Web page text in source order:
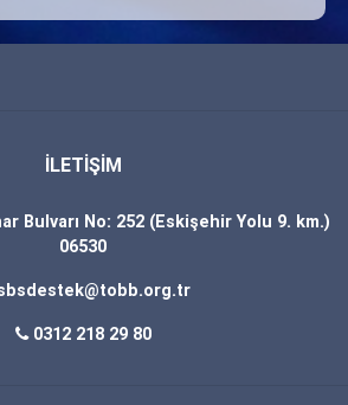
İLETİŞİM
Bulvarı No: 252 (Eskişehir Yolu 9. km.)
06530
0312 218 29 80